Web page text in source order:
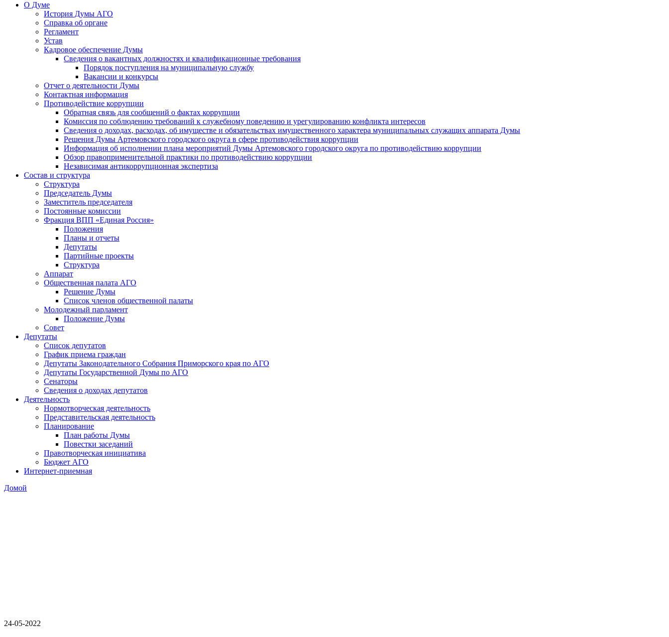
О Думе
История Думы АГО
Справка об органе
Регламент
Устав
Кадровое обеспечение Думы
Сведения о вакантных должностях и квалификационные требования
Порядок поступления на муниципальную службу
Вакансии и конкурсы
Отчет о деятельности Думы
Контактная информация
Противодействие коррупции
Обратная связь для сообщений о фактах коррупции
Комиссия по соблюдению требований к служебному поведению и урегулированию конфликта интересов
Сведения о доходах, расходах, об имуществе и обязательствах имущественного характера муниципальных служащих аппарата Думы
Решения Думы Артемовского городского округа в сфере противодействия коррупции
Информация об исполнении плана мероприятий Думы Артемовского городского округа по противодействию коррупции
Обзор правоприменительной практики по противодействию коррупции
Независимая антикоррупционная экспертиза
Состав и структура
Структура
Председатель Думы
Заместитель председателя
Постоянные комиссии
Фракция ВПП «Единая Россия»
Положения
Планы и отчеты
Депутаты
Партийные проекты
Структура
Аппарат
Общественная палата АГО
Решение Думы
Список членов общественной палаты
Молодежный парламент
Положение Думы
Совет
Депутаты
Список депутатов
График приема граждан
Депутаты Законодательного Собрания Приморского края по АГО
Депутаты Государственной Думы по АГО
Сенаторы
Сведения о доходах депутатов
Деятельность
Нормотворческая деятельность
Представительская деятельность
Планирование
План работы Думы
Повестки заседаний
Правотворческая инициатива
Бюджет АГО
Интернет-приемная
Домой
24-05-2022